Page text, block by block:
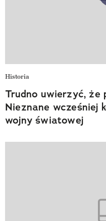
Historia
Trudno uwierzyć, że
Nieznane wcześniej
wojny światowej